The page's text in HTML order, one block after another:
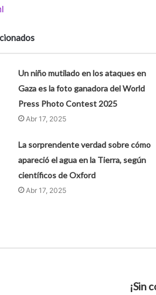
Un niño mutilado en los ataques en
Gaza es la foto ganadora del World
Press Photo Contest 2025
Abr 17, 2025
La sorprendente verdad sobre cómo
apareció el agua en la Tierra, según
científicos de Oxford
Abr 17, 2025
¡Sin